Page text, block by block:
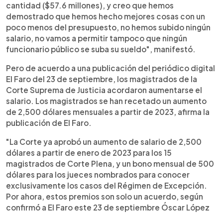
cantidad ($57.6 millones), y creo que hemos
demostrado que hemos hecho mejores cosas con un
poco menos del presupuesto, no hemos subido ningún
salario, no vamos a permitir tampoco que ningún
funcionario público se suba su sueldo", manifestó.
Pero de acuerdo a una publicación del periódico digital
El Faro del 23 de septiembre, los magistrados de la
Corte Suprema de Justicia acordaron aumentarse el
salario. Los magistrados se han recetado un aumento
de 2,500 dólares mensuales a partir de 2023, afirma la
publicación de El Faro.
"La Corte ya aprobó un aumento de salario de 2,500
dólares a partir de enero de 2023 para los 15
magistrados de Corte Plena, y un bono mensual de 500
dólares para los jueces nombrados para conocer
exclusivamente los casos del Régimen de Excepción.
Por ahora, estos premios son solo un acuerdo, según
confirmó a El Faro este 23 de septiembre Óscar López